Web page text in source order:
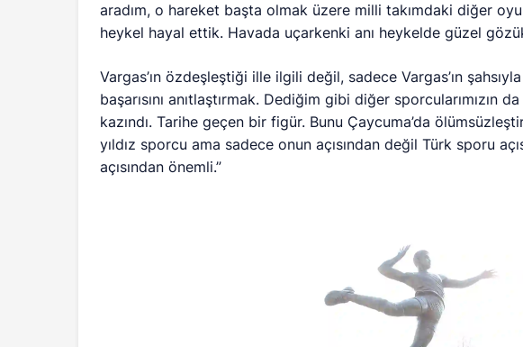
aradım, o hareket başta olmak üzere milli takımdaki diğer
heykel hayal ettik. Havada uçarkenki anı heykelde güzel
Vargas’ın özdeşleştiği ille ilgili değil, sadece Vargas’ın
başarısını anıtlaştırmak. Dediğim gibi diğer sporcularımızın
kazındı. Tarihe geçen bir figür. Bunu Çaycuma’da
yıldız sporcu ama sadece onun açısından değil Türk sporu
açısından önemli.”